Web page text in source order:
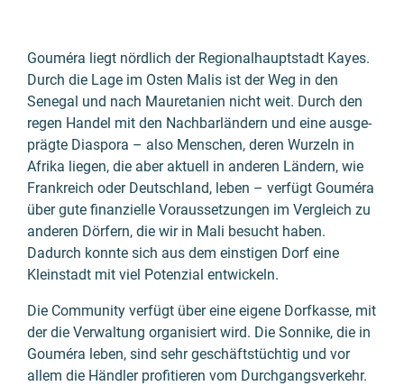
Gouméra liegt nördlich der Regional­haupt­stadt Kayes.
Durch die Lage im Osten Malis ist der Weg in den
Senegal und nach Mauretanien nicht weit. Durch den
regen Handel mit den Nach­bar­ländern und eine ausge­
prägte Diaspora – also Menschen, deren Wurzeln in
Afrika liegen, die aber aktuell in anderen Ländern, wie
Frank­reich oder Deutsch­land, leben – verfügt Gouméra
über gute finanzielle Voraus­setzungen im Vergleich zu
anderen Dörfern, die wir in Mali besucht haben.
Dadurch konnte sich aus dem einstigen Dorf eine
Klein­stadt mit viel Potenzial entwickeln.
Die Community verfügt über eine eigene Dorf­kasse, mit
der die Verwal­tung organi­siert wird. Die Sonnike, die in
Gouméra leben, sind sehr geschäfts­tüchtig und vor
allem die Händler profi­tieren vom Durch­gangs­verkehr.